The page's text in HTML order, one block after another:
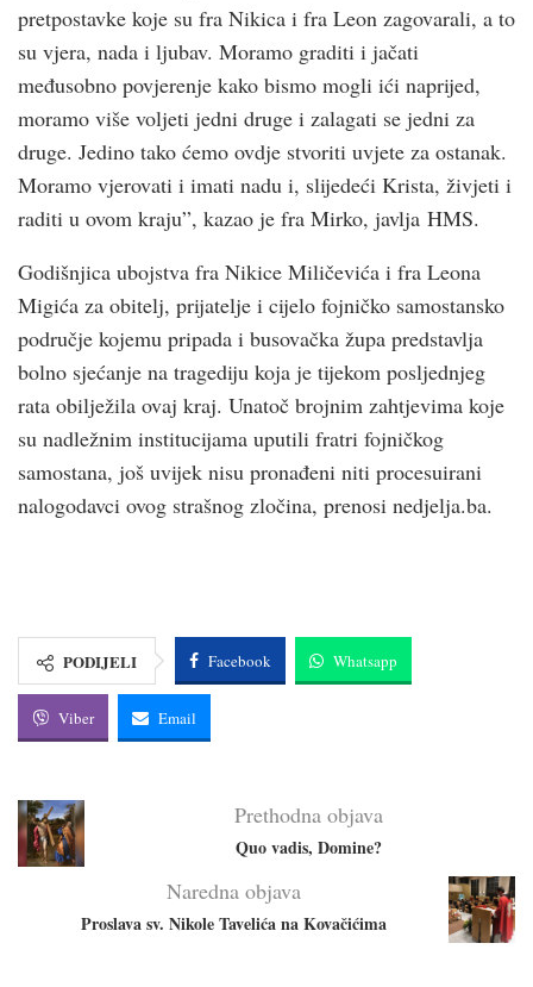
pretpostavke koje su fra Nikica i fra Leon zagovarali, a to
su vjera, nada i ljubav. Moramo graditi i jačati
međusobno povjerenje kako bismo mogli ići naprijed,
moramo više voljeti jedni druge i zalagati se jedni za
druge. Jedino tako ćemo ovdje stvoriti uvjete za ostanak.
Moramo vjerovati i imati nadu i, slijedeći Krista, živjeti i
raditi u ovom kraju”, kazao je fra Mirko, javlja HMS.
Godišnjica ubojstva fra Nikice Miličevića i fra Leona
Migića za obitelj, prijatelje i cijelo fojničko samostansko
područje kojemu pripada i busovačka župa predstavlja
bolno sjećanje na tragediju koja je tijekom posljednjeg
rata obilježila ovaj kraj. Unatoč brojnim zahtjevima koje
su nadležnim institucijama uputili fratri fojničkog
samostana, još uvijek nisu pronađeni niti procesuirani
nalogodavci ovog strašnog zločina, prenosi nedjelja.ba.
PODIJELI Facebook Whatsapp
Viber Email
Prethodna objava
Quo vadis, Domine?
Naredna objava
Proslava sv. Nikole Tavelića na Kovačićima